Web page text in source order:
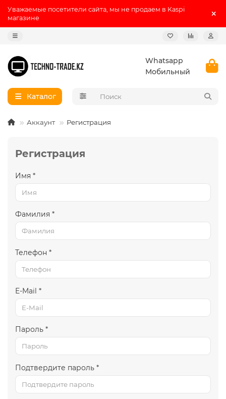
Уважаемые посетители сайта, мы не продаем в Kaspi
магазине
Whatsapp
Мобильный
Каталог
Аккаунт Регистрация
Регистрация
Имя *
Фамилия *
Телефон *
E-Mail *
Пароль *
Подтвердите пароль *